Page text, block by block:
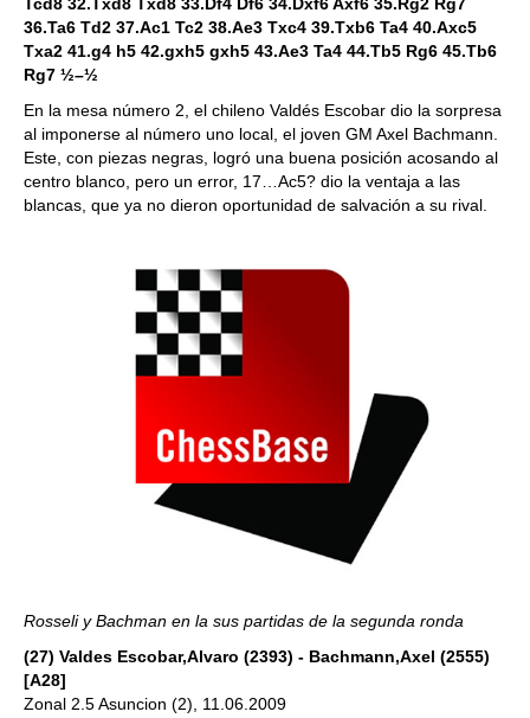
36.Ta6 Td2 37.Ac1 Tc2 38.Ae3 Txc4 39.Txb6 Ta4 40.Axc5
Txa2 41.g4 h5 42.gxh5 gxh5 43.Ae3 Ta4 44.Tb5 Rg6 45.Tb6
Rg7 ½–½
En la mesa número 2, el chileno Valdés Escobar dio la sorpresa
al imponerse al número uno local, el joven GM Axel Bachmann.
Este, con piezas negras, logró una buena posición acosando al
centro blanco, pero un error, 17…Ac5? dio la ventaja a las
blancas, que ya no dieron oportunidad de salvación a su rival.
Rosseli y Bachman en la sus partidas de la segunda ronda
(27) Valdes Escobar,Alvaro (2393) - Bachmann,Axel (2555)
[A28]
Zonal 2.5 Asuncion (2), 11.06.2009